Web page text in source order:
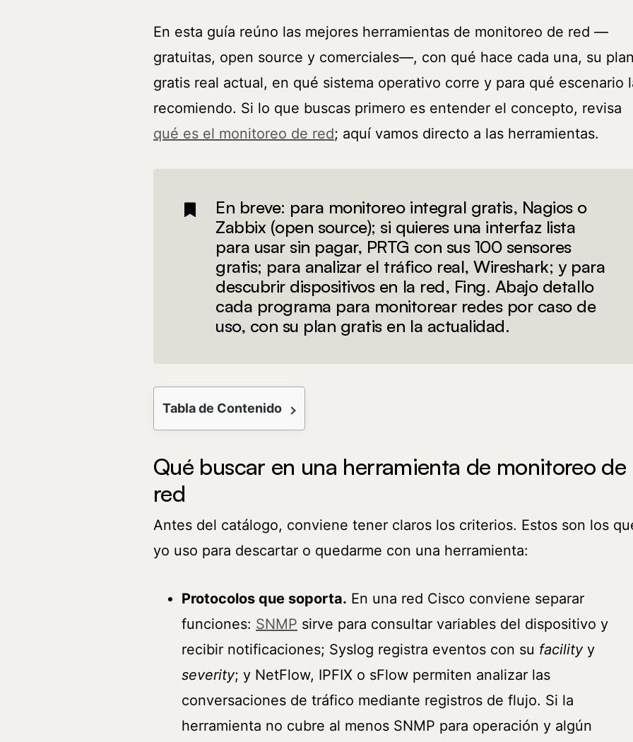
En esta guía reúno las mejores herramientas de monitoreo de red —
gratuitas, open source y comerciales—, con qué hace cada una, su
gratis real actual, en qué sistema operativo corre y para qué escenario
recomiendo. Si lo que buscas primero es entender el concepto, revisa
qué es el monitoreo de red; aquí vamos directo a las herramientas.
En breve: para monitoreo integral gratis, Nagios o
Zabbix (open source); si quieres una interfaz lista
para usar sin pagar, PRTG con sus 100 sensores
gratis; para analizar el tráfico real, Wireshark; y para
descubrir dispositivos en la red, Fing. Abajo detallo
cada programa para monitorear redes por caso de
uso, con su plan gratis en la actualidad.
Tabla de Contenido
Qué buscar en una herramienta de monitoreo de
red
Antes del catálogo, conviene tener claros los criterios. Estos son los
yo uso para descartar o quedarme con una herramienta:
Protocolos que soporta. En una red Cisco conviene separar
funciones: SNMP sirve para consultar variables del dispositivo y
recibir notificaciones; Syslog registra eventos con su facilityy
severity; y NetFlow, IPFIX o sFlow permiten analizar las
conversaciones de tráfico mediante registros de flujo. Si la
herramienta no cubre al menos SNMP para operación y algún